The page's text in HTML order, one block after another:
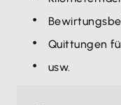
Quittungen
usw.